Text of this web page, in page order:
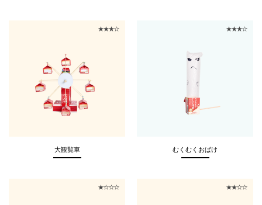
大観覧車 むくむくおばけ